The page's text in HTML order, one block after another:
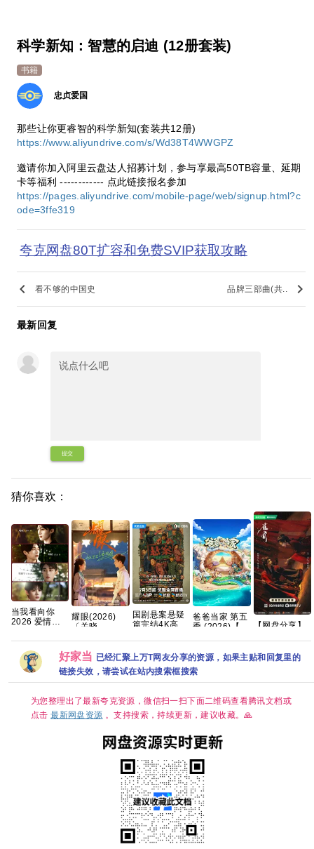
科学新知：智慧的启迪 (12册套装)
书籍
忠贞爱国
那些让你更睿智的科学新知(套装共12册)
https://www.aliyundrive.com/s/Wd38T4WWGPZ
邀请你加入阿里云盘达人招募计划，参与享最高50TB容量、延期
卡等福利 ------------ 点此链接报名参加
https://pages.aliyundrive.com/mobile-page/web/signup.html?c
ode=3ffe319
夸克网盘80T扩容和免费SVIP获取攻略
keyboard_arrow_left 看不够的中国史 品牌三部曲(共.. keyboard_arrow_right
最新回复
提交
猜你喜欢：
当我看向你
2026 爱情同
旭 罗殿夏 霁川
左右 已更最新
夸克
耀眼(2026)
〔关晓
字幕/夸克/百度
网盘资源【单
集0.8～3GB】
国剧悬案悬疑
篇完结4K高清
全集上线 王传
君江奇霖杨烁
主演
爸爸当家 第五
季 (2026)【更
【综艺】夸克
网盘
【网盘分享】
1080P高码艾
米侯明昊古装
好家当 已经汇聚上万T网友分享的资源，如果主贴和回复里的
链接失效，请尝试在站内搜索框搜索
为您整理出了最新夸克资源，微信扫一扫下面二维码查看腾讯文档或
点击最新网盘资源 。支持搜索，持续更新，建议收藏。🙏